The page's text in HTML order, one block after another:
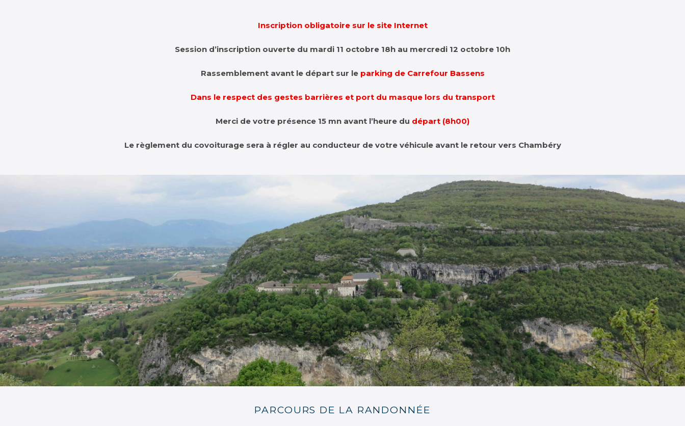
Inscription obligatoire sur le site Internet
Session d’inscription ouverte du mardi 11 octobre 18h au mercredi 12 octobre 10h
Rassemblement avant le départ sur le parking de Carrefour Bassens
Dans le respect des gestes barrières et port du masque lors du transport
Merci de votre présence 15 mn avant l’heure du départ (8h00)
Le règlement du covoiturage sera à régler au conducteur de votre véhicule avant le retour vers Chambéry
PARCOURS DE LA RANDONNÉE